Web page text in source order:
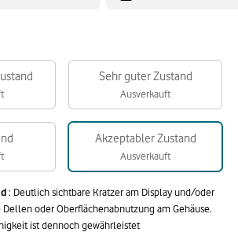
Sehr guter Zustand
Ausverkauft
Akzeptabler Zustand
Ausverkauft
: Deutlich sichtbare Kratzer am Display und/oder
Dellen oder Oberflächenabnutzung am Gehäuse.
ist dennoch gewährleistet